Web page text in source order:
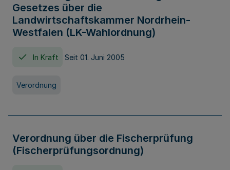
Gesetzes über die
Landwirtschaftskammer Nordrhein-
Westfalen (LK-Wahlordnung)
In Kraft Seit 01. Juni 2005
Verordnung
Verordnung über die Fischerprüfung
(Fischerprüfungsordnung)